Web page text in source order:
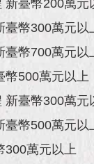
臺幣200萬元
幣300萬元以
幣700萬元以
500萬元以上
臺幣300萬元
幣500萬元以
萬元以上